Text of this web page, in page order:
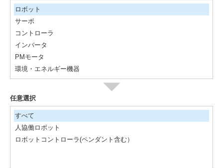
ロボット
サーボ
コントローラ
インバータ
PMモータ
環境・エネルギー機器
任意選択
すべて
人協働ロボット
ロボットコントローラ(ペンダント含む）